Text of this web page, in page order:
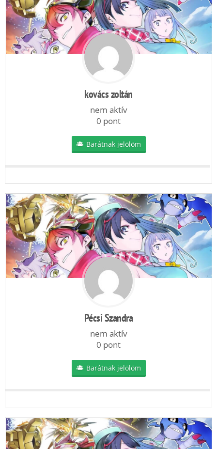
kovács zoltán
nem aktív
0 pont
Barátnak jelölöm
Pécsi Szandra
nem aktív
0 pont
Barátnak jelölöm